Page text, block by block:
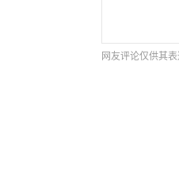
网友评论仅供其